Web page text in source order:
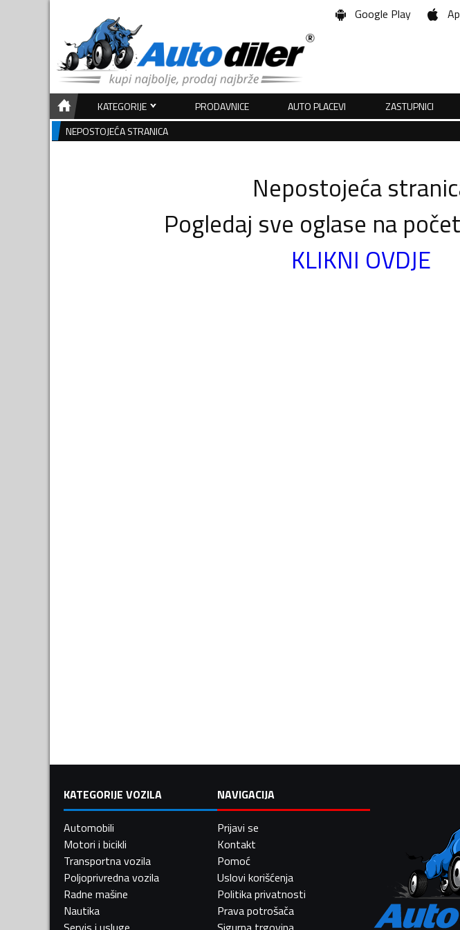
Google Play
KATEGORIJE PRODAVNICE AUTO PLACEVI ZASTUPNICI
NEPOSTOJEĆA STRANICA
Nepostojeća
Pogledaj sve oglase na
KLIKNI OVDJE
KATEGORIJE VOZILA
Automobili
Motori i bicikli
Transportna vozila
Poljoprivredna vozila
Radne mašine
Nautika
NAVIGACIJA
Prijavi se
Kontakt
Pomoć
Uslovi korišćenja
Politika privatnosti
Prava potrošača